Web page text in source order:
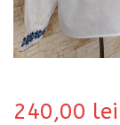
240,00 lei